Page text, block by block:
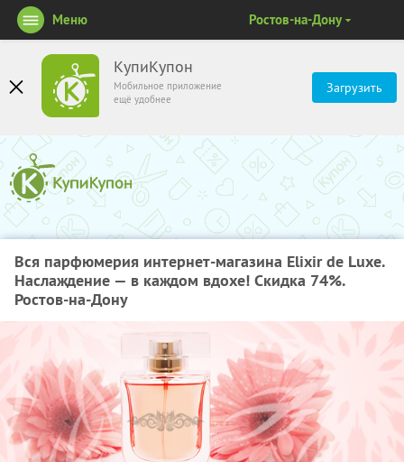
КупиКупон
Мобильное приложение
ещё удобнее
Загрузить
Меню Ростов-на-Дону
Вся парфюмерия интернет-магазина Elixir de Luxe.
Наслаждение — в каждом вдохе! Скидка 74%.
Ростов-на-Дону